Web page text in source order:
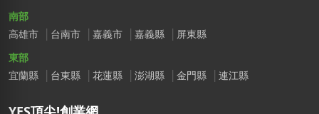
南部
高雄市
台南市 嘉義市 嘉義縣
屏東縣
東部
宜蘭縣
台東縣 花蓮縣 澎湖縣 金門縣 連江縣